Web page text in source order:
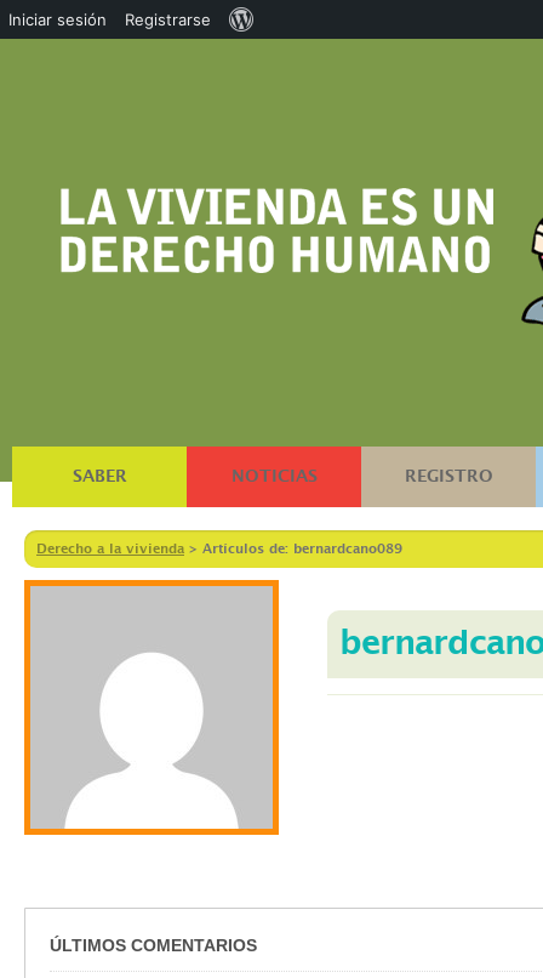
SABER NOTICIAS REGISTRO
Derecho a la vivienda > Artículos de: bernardcano089
ÚLTIMOS COMENTARIOS
Iniciar sesión Registrarse